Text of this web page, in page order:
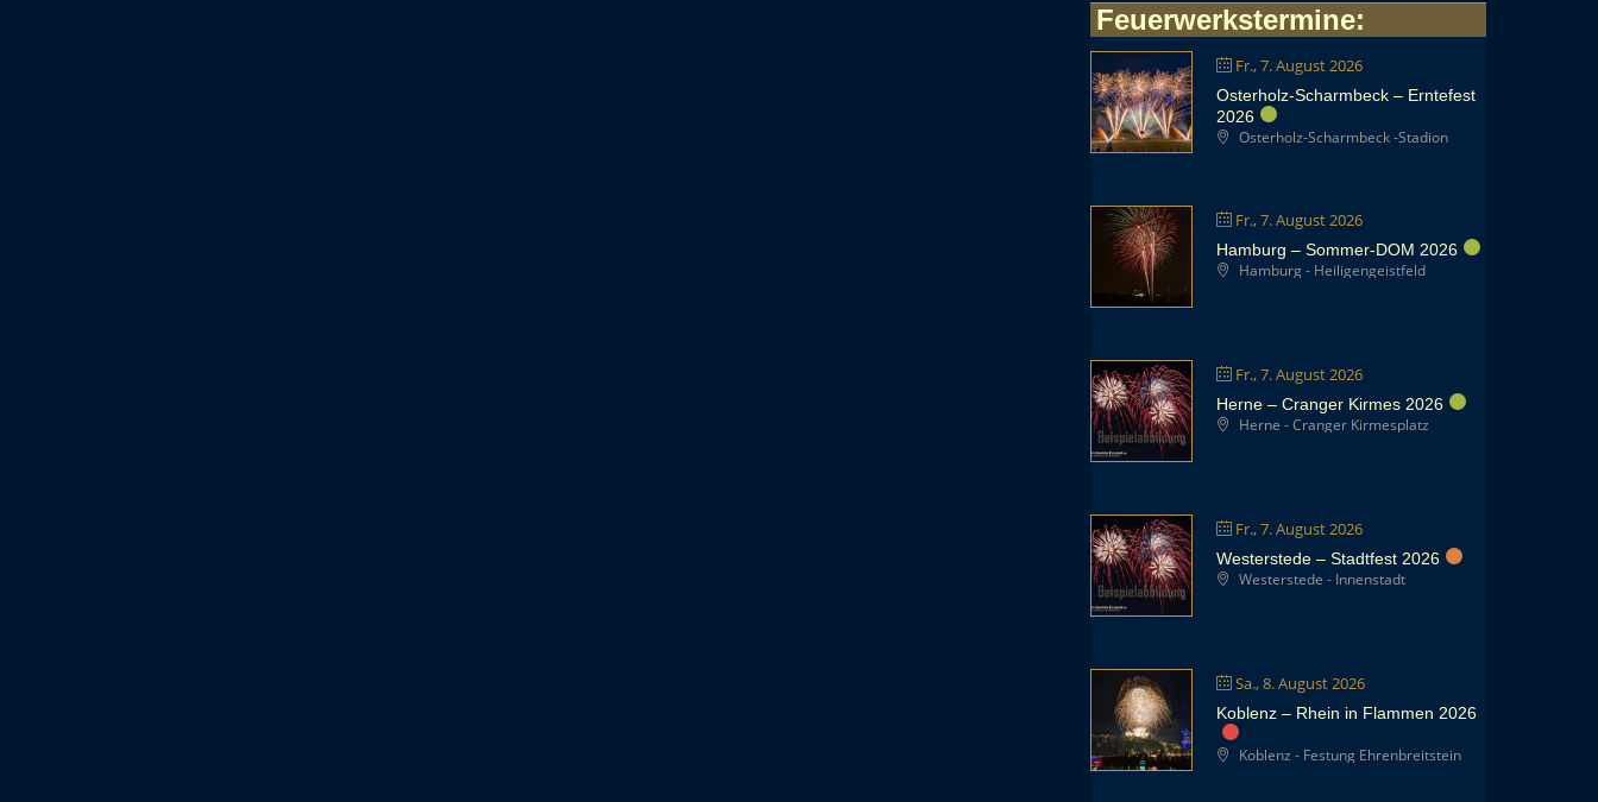
Feuerwerkstermine:
Fr., 7. August 2026
Osterholz-Scharmbeck – Erntefest
2026
Osterholz-Scharmbeck -Stadion
Fr., 7. August 2026
Hamburg – Sommer-DOM 2026
Hamburg - Heiligengeistfeld
Fr., 7. August 2026
Herne – Cranger Kirmes 2026
Herne - Cranger Kirmesplatz
Fr., 7. August 2026
Westerstede – Stadtfest 2026
Westerstede - Innenstadt
Sa., 8. August 2026
Koblenz – Rhein in Flammen 2026
Koblenz - Festung Ehrenbreitstein